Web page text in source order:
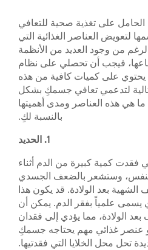
على تغذية صحية للتعافي
لتعويض العناصر الغذائية التي
الرغم من وجود العديد من الأنظمة
فيجب أن تحصلي على نظام
على كميات كافية من هذه
لتدعمي تعافي جسمكِ بشكل
ما هي هذه العناصر ومدى أهميتها
بالنسبة لكِ.
1. الحديد
فقدت كمية كبيرة من الدم أثناء
وستشعر بالضعف الجسدي
بعد الولادة. قد يكون هذا
علمياً بفقر الدم. يمكن أن
الولادة، مما يؤدي إلى فقدان
عنصر غذائي مهم يحتاجه جسمكِ
تحل محل الخلايا التي فقدتيها.